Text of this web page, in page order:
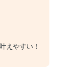
えやすい！